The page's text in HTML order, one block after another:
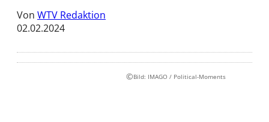
Von WTV Redaktion
02.02.2024
©Bild: IMAGO / Political-Moments